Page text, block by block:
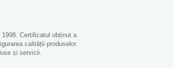
Certificatul obținut a
calității produselor
și servicii.